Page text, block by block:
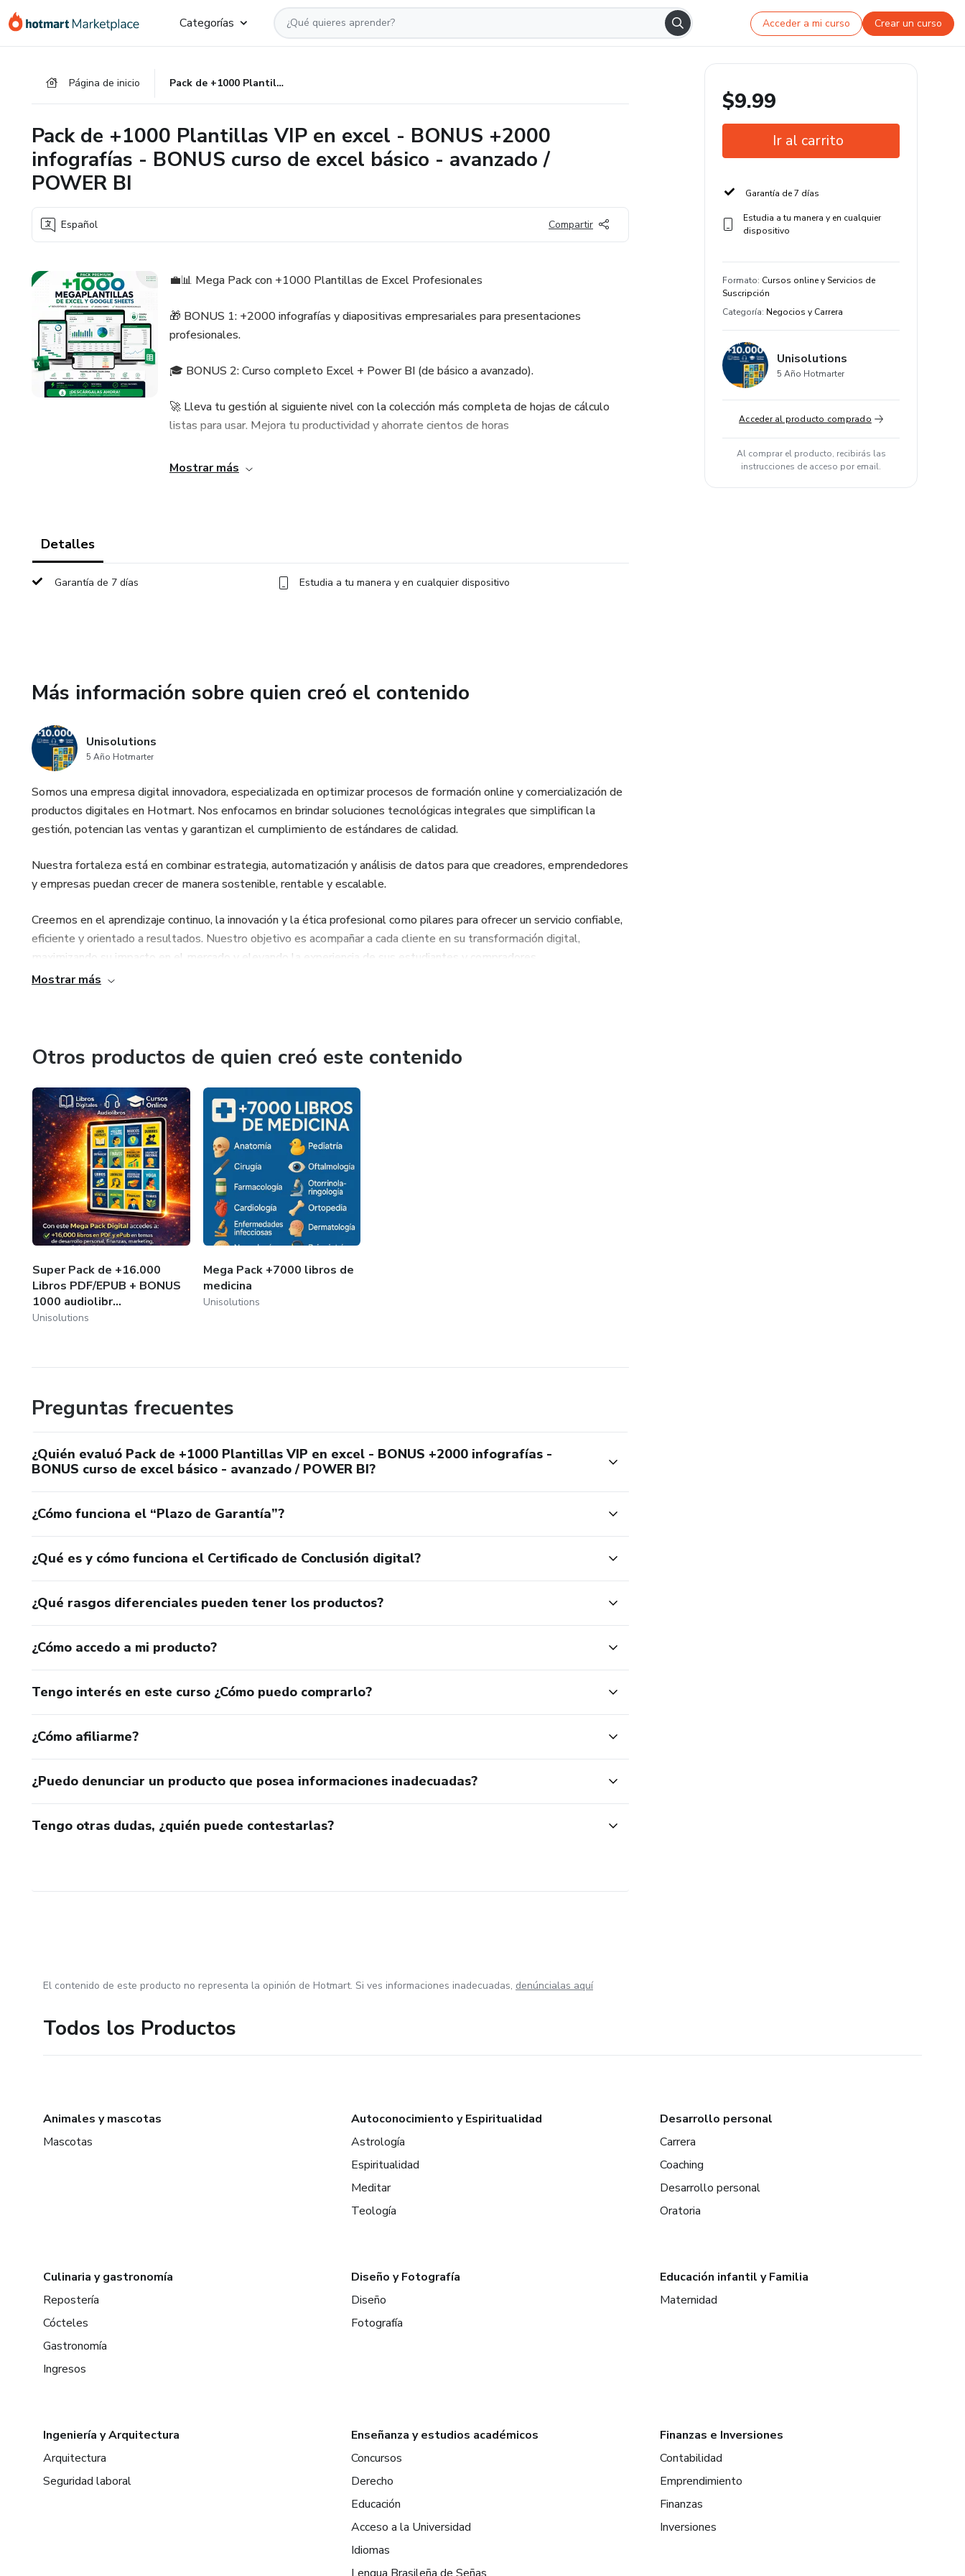
Categorías Acceder a mi curso Crear un curso
Página de inicio Pack de +1000 Plantillas VIP en excel - BONUS +2000 infografías - BONUS curso de excel básico - avanzado / POWER BI
Pack de +1000 Plantillas VIP en excel - BONUS +2000
infografías - BONUS curso de excel básico - avanzado /
POWER BI
Español Compartir
💼📊 Mega Pack con +1000 Plantillas de Excel Profesionales
🎁 BONUS 1: +2000 infografías y diapositivas empresariales para presentaciones
profesionales.
🎓 BONUS 2: Curso completo Excel + Power BI (de básico a avanzado).
🚀 Lleva tu gestión al siguiente nivel con la colección más completa de hojas de cálculo
listas para usar. Mejora tu productividad y ahorrate cientos de horas
✅ Incluye plantillas organizadas por categorías:
¡Y mucho más!
✨ Todo en un solo Mega Pack, diseñado para que ahorres tiempo, mejores tu productividad
y simplifiques tus procesos con herramientas prácticas, editables y 100% profesionales.
Mostrar más
Detalles
Garantía de 7 días Estudia a tu manera y en cualquier dispositivo
Más información sobre quien creó el contenido
Unisolutions
5 Año Hotmarter
Somos una empresa digital innovadora, especializada en optimizar procesos de formación online y comercialización de
productos digitales en Hotmart. Nos enfocamos en brindar soluciones tecnológicas integrales que simplifican la
gestión, potencian las ventas y garantizan el cumplimiento de estándares de calidad.
Nuestra fortaleza está en combinar estrategia, automatización y análisis de datos para que creadores, emprendedores
y empresas puedan crecer de manera sostenible, rentable y escalable.
Creemos en el aprendizaje continuo, la innovación y la ética profesional como pilares para ofrecer un servicio confiable,
eficiente y orientado a resultados. Nuestro objetivo es acompañar a cada cliente en su transformación digital,
maximizando su impacto en el mercado y elevando la experiencia de sus estudiantes y compradores.
Mostrar más
Otros productos de quien creó este contenido
Super Pack de +16.000
Libros PDF/EPUB + BONUS
1000 audiolibr...
Unisolutions
Mega Pack +7000 libros de
medicina
Unisolutions
Preguntas frecuentes
¿Quién evaluó Pack de +1000 Plantillas VIP en excel - BONUS +2000 infografías -
BONUS curso de excel básico - avanzado / POWER BI?
¿Cómo funciona el “Plazo de Garantía”?
¿Qué es y cómo funciona el Certificado de Conclusión digital?
¿Qué rasgos diferenciales pueden tener los productos?
¿Cómo accedo a mi producto?
Tengo interés en este curso ¿Cómo puedo comprarlo?
¿Cómo afiliarme?
¿Puedo denunciar un producto que posea informaciones inadecuadas?
Tengo otras dudas, ¿quién puede contestarlas?
$9.99
Ir al carrito
Garantía de 7 días
Estudia a tu manera y en cualquier
dispositivo
Formato: Cursos online y Servicios de
Suscripción
Categoría: Negocios y Carrera
Unisolutions
5 Año Hotmarter
Acceder al producto comprado
Al comprar el producto, recibirás las
instrucciones de acceso por email.
El contenido de este producto no representa la opinión de Hotmart. Si ves informaciones inadecuadas, denúncialas aquí
Todos los Productos
Animales y mascotas
Mascotas
Autoconocimiento y Espiritualidad
Astrología
Espiritualidad
Meditar
Teología
Desarrollo personal
Carrera
Coaching
Desarrollo personal
Oratoria
Culinaria y gastronomía
Repostería
Cócteles
Gastronomía
Ingresos
Diseño y Fotografía
Diseño
Fotografía
Educación infantil y Familia
Maternidad
Ingeniería y Arquitectura
Arquitectura
Seguridad laboral
Enseñanza y estudios académicos
Concursos
Derecho
Educación
Acceso a la Universidad
Idiomas
Finanzas e Inversiones
Contabilidad
Emprendimiento
Finanzas
Inversiones